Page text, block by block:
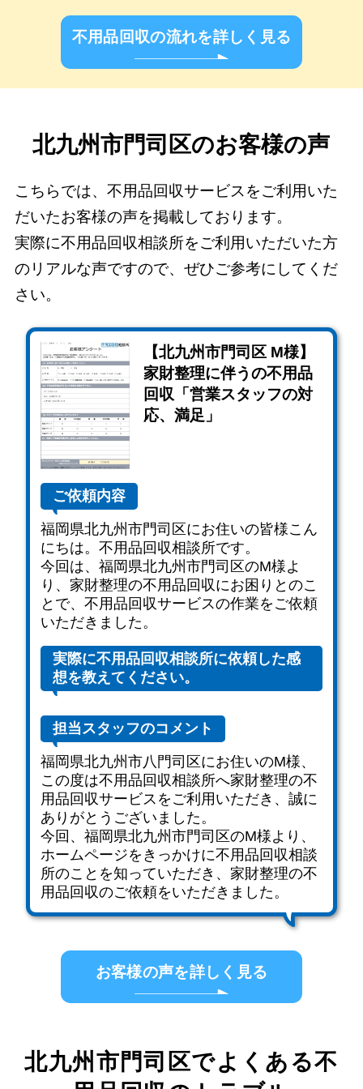
不用品回収の流れを詳しく見る
北九州市門司区のお客様の声
こちらでは、不用品回収サービスをご利用いた
だいたお客様の声を掲載しております。
実際に不用品回収相談所をご利用いただいた方
のリアルな声ですので、ぜひご参考にしてくだ
さい。
【北九州市門司区 M様】
家財整理に伴うの不用品
回収「営業スタッフの対
応、満足」
ご依頼内容
福岡県北九州市門司区にお住いの皆様こん
にちは。不用品回収相談所です。
今回は、福岡県北九州市門司区のM様よ
り、家財整理の不用品回収にお困りとのこ
とで、不用品回収サービスの作業をご依頼
いただきました。
実際に不用品回収相談所に依頼した感
想を教えてください。
担当スタッフのコメント
福岡県北九州市八門司区にお住いのM様、
この度は不用品回収相談所へ家財整理の不
用品回収サービスをご利用いただき、誠に
ありがとうございました。
今回、福岡県北九州市門司区のM様より、
ホームページをきっかけに不用品回収相談
所のことを知っていただき、家財整理の不
用品回収のご依頼をいただきました。
お客様の声を詳しく見る
北九州市門司区でよくある不